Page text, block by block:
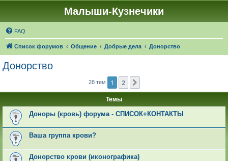
Малыши-Кузнечики
FAQ
Список форумов Общение Добрые дела Донорство
Донорство
28 тем 1 2
Темы
Доноры (кровь) форума - СПИСОК+КОНТАКТЫ
Ваша группа крови?
Донорство крови (иконографика)